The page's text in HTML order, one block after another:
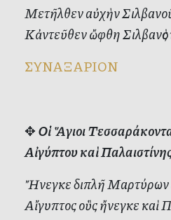
Μετῆλθεν αὐχὴν Σιλβανοῦ
Κἀντεῦθεν ὤφθη
ΣΥΝΑΞΑΡΙΟΝ
✥Οἱ Ἅγιοι
Αἰγύπτου καὶ
Ἤνεγκε διπλῆ Μαρτύρων
Αἴγυπτος οὓς ἤνεγκε καὶ